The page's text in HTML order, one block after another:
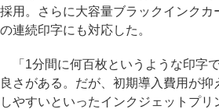
採用。さらに大容量ブラックインクカ
の連続印字にも対応した。
「1分間に何百枚というような印字
良さがある。だが、初期導入費用が
しやすいといったインクジェットプリ